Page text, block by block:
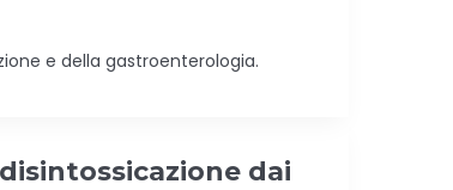
e della gastroenterologia.
dai